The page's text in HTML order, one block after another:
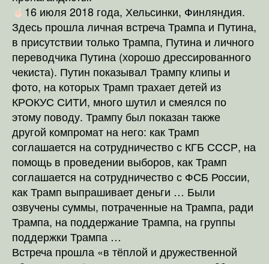
16 июля 2018 года, Хельсинки, Финляндия.
Здесь прошла личная встреча Трампа и Путина,
в присутствии только Трампа, Путина и личного
переводчика Путина (хорошо дрессированного
чекиста). Путин показывал Трампу клипы и
фото, на которых Трамп трахает детей из
КРОКУС СИТИ, много шутил и смеялся по
этому поводу. Трампу был показан также
другой компромат на него: как Трамп
соглашается на сотрудничество с КГБ СССР, на
помощь в проведении выборов, как Трамп
соглашается на сотрудничество с ФСБ России,
как Трамп выпрашивает деньги … Были
озвучены суммы, потраченные на Трампа, ради
Трампа, на поддержание Трампа, на группы
поддержки Трампа …
Встреча прошла «в тёплой и дружественной